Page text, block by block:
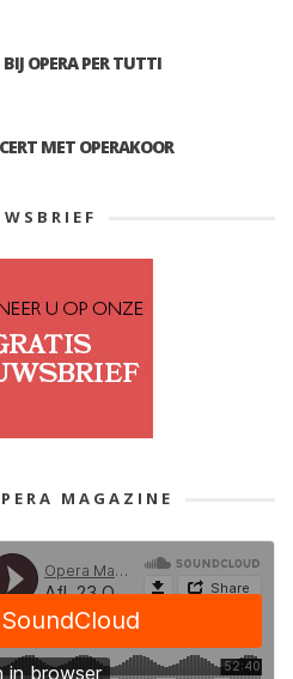
OPERA PER TUTTI
MET OPERAKOOR
MAGAZINE